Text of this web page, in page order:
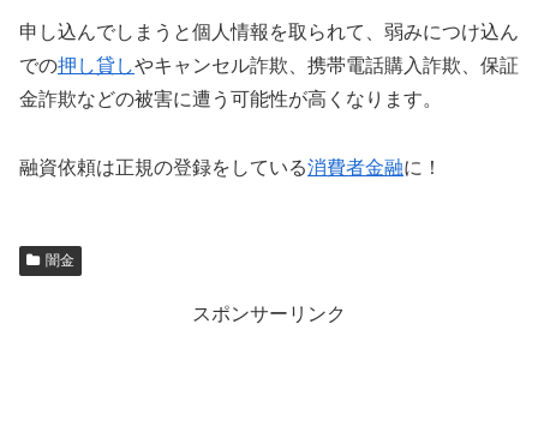
申し込んでしまうと個人情報を取られて、弱みにつけ込ん
での押し貸しやキャンセル詐欺、携帯電話購入詐欺、保証
金詐欺などの被害に遭う可能性が高くなります。
融資依頼は正規の登録をしている消費者金融に！
闇金
スポンサーリンク